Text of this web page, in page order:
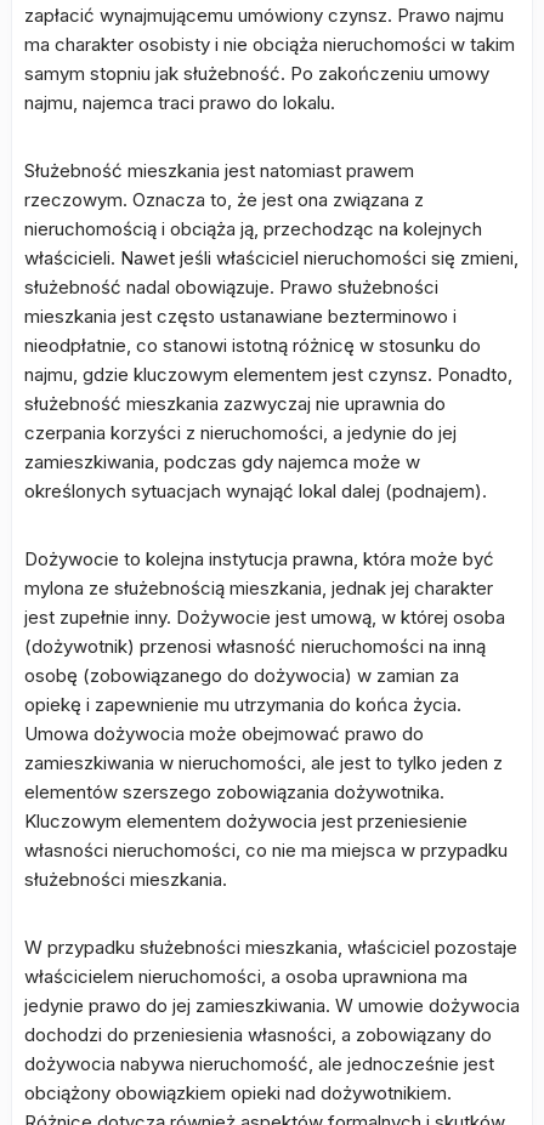
zapłacić wynajmującemu umówiony czynsz. Prawo najmu
ma charakter osobisty i nie obciąża nieruchomości w takim
samym stopniu jak służebność. Po zakończeniu umowy
najmu, najemca traci prawo do lokalu.
Służebność mieszkania jest natomiast prawem
rzeczowym. Oznacza to, że jest ona związana z
nieruchomością i obciąża ją, przechodząc na kolejnych
właścicieli. Nawet jeśli właściciel nieruchomości się zmieni,
służebność nadal obowiązuje. Prawo służebności
mieszkania jest często ustanawiane bezterminowo i
nieodpłatnie, co stanowi istotną różnicę w stosunku do
najmu, gdzie kluczowym elementem jest czynsz. Ponadto,
służebność mieszkania zazwyczaj nie uprawnia do
czerpania korzyści z nieruchomości, a jedynie do jej
zamieszkiwania, podczas gdy najemca może w
określonych sytuacjach wynająć lokal dalej (podnajem).
Dożywocie to kolejna instytucja prawna, która może być
mylona ze służebnością mieszkania, jednak jej charakter
jest zupełnie inny. Dożywocie jest umową, w której osoba
(dożywotnik) przenosi własność nieruchomości na inną
osobę (zobowiązanego do dożywocia) w zamian za
opiekę i zapewnienie mu utrzymania do końca życia.
Umowa dożywocia może obejmować prawo do
zamieszkiwania w nieruchomości, ale jest to tylko jeden z
elementów szerszego zobowiązania dożywotnika.
Kluczowym elementem dożywocia jest przeniesienie
własności nieruchomości, co nie ma miejsca w przypadku
służebności mieszkania.
W przypadku służebności mieszkania, właściciel pozostaje
właścicielem nieruchomości, a osoba uprawniona ma
jedynie prawo do jej zamieszkiwania. W umowie dożywocia
dochodzi do przeniesienia własności, a zobowiązany do
dożywocia nabywa nieruchomość, ale jednocześnie jest
obciążony obowiązkiem opieki nad dożywotnikiem.